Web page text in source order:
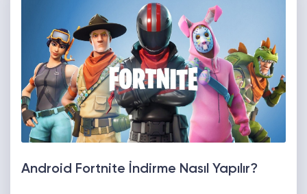
Android Fortnite İndirme Nasıl Yapılır?